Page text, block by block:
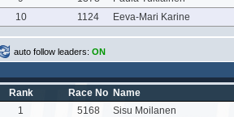
10
1124 Eeva-Mari Karine
auto follow leaders: ON
Rank Race No Name
1
5168
Sisu Moilanen